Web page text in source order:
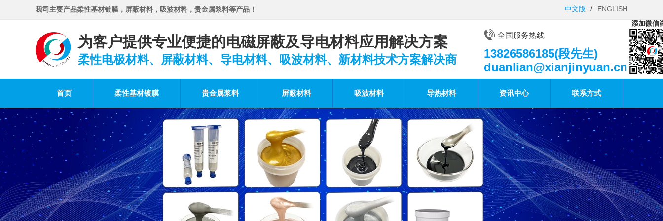
我司主要产品柔性基材镀膜，屏蔽材料，吸波材料，贵金属浆料等产品！ 中文版 / ENGLISH
为客户提供专业便捷的电磁屏蔽及导电材料应用解决方案
柔性电极材料、屏蔽材料、导电材料、吸波材料、新材料技术方案解决商
全国服务热线
13826586185(段先生)
duanlian@xianjinyuan.cn
添加微信
首页 柔性基材镀膜 贵金属浆料 屏蔽材料 吸波材料 导热材料 资讯中心 联系方式